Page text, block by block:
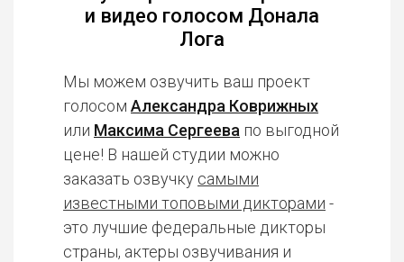
и видео голосом Донала
Лога
Мы можем озвучить ваш проект
голосом Александра Коврижных
или Максима Сергеева по выгодной
цене! В нашей студии можно
заказать озвучку самыми
известными топовыми дикторами -
это лучшие федеральные дикторы
страны, актеры озвучивания и